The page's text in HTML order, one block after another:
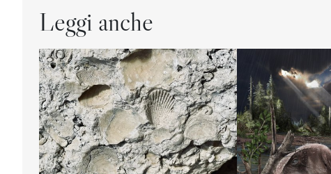
Leggi anche